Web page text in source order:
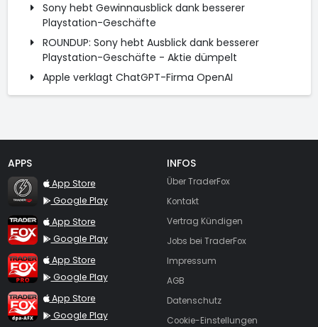
Sony hebt Gewinnausblick dank besserer
Playstation-Geschäfte
ROUNDUP: Sony hebt Ausblick dank besserer
Playstation-Geschäfte - Aktie dümpelt
Apple verklagt ChatGPT-Firma OpenAI
APPS
TraderFox Flash
App Store
Google Play
TraderFox App
App Store
Google Play
TraderFox Pro
App Store
Google Play
TraderFox dpa-AFX ProFeed
App Store
Google Play
INFOS
Über TraderFox
Kontakt
Vertrag Kündigen
Jobs bei TraderFox
Impressum
AGB
Datenschutz
Cookie-Einstellungen